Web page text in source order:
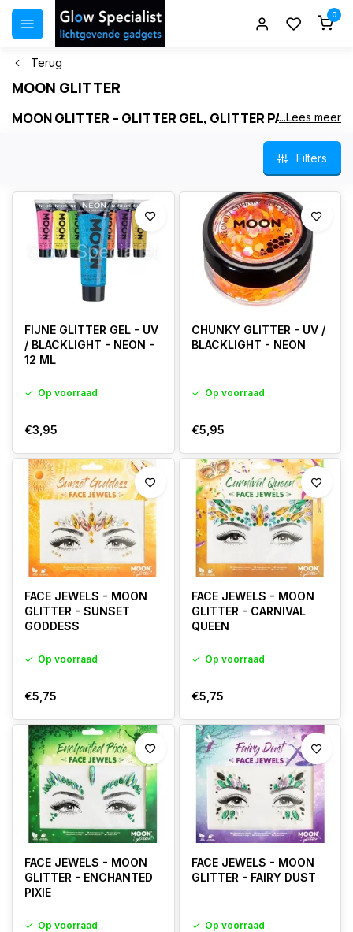
0
Terug
MOON GLITTER
MOON GLITTER – GLITTER GEL, GLITTER PAINT &
Moon Glitter is de sprankelende lijn van Moon Creations,
ontworpen voor glamour, creativiteit en expressie . Gebruik de
glitterproducten op gezicht, lichaam of haar voor een opvallende
look tijdens feesten, festivals of fotoshoots . Moon Glitter maakt
deel uit van de complete Moon‑collectie, samen metMoon Glow
Moon Terror,Cosmic Moon Face Jewels.
Glitter Gel – kant‑en‑klaar, direct aan te brengen zonder lijm
Glitter Paint – intense glans met precieze applicatie
Glitter Lipstick – sprankelende lippen met metallic finish
Face Jewels – zelfklevende steentjes voor extra glamour
Bekijk hieronder alle Moon Glitter producten en creëer jouw eigen
...Lees meer
Filters
FIJNE GLITTER GEL - UV
/ BLACKLIGHT - NEON -
12 ML
Op voorraad
€3,95
CHUNKY GLITTER - UV /
BLACKLIGHT - NEON
Op voorraad
€5,95
FACE JEWELS - MOON
GLITTER - SUNSET
GODDESS
Op voorraad
€5,75
FACE JEWELS - MOON
GLITTER - CARNIVAL
QUEEN
Op voorraad
€5,75
FACE JEWELS - MOON
GLITTER - ENCHANTED
PIXIE
Op voorraad
FACE JEWELS - MOON
GLITTER - FAIRY DUST
Op voorraad